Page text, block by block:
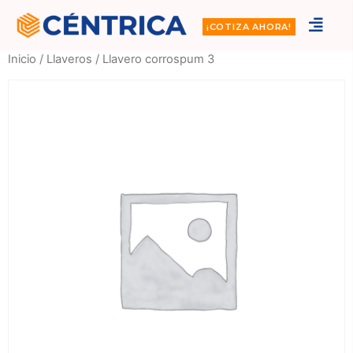
¡COTIZA AHORA!
Inicio / Llaveros / Llavero corrospum 3